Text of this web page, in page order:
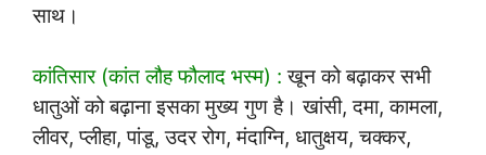
साथ।
कांतिसार (कांत लौह फौलाद भस्म) : खून को बढ़ाकर सभी
धातुओं को बढ़ाना इसका मुख्य गुण है। खांसी, दमा, कामला,
लीवर, प्लीहा, पांडू, उदर रोग, मंदाग्नि, धातुक्षय, चक्कर,